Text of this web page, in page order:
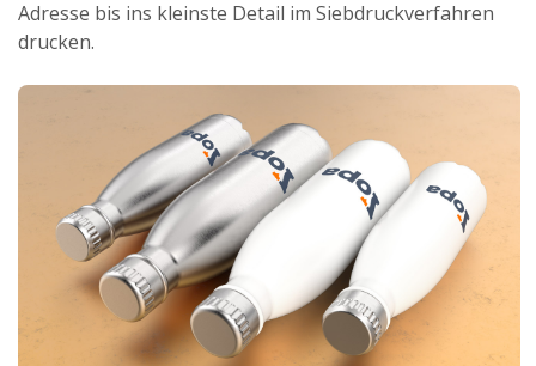
Adresse bis ins kleinste Detail im Siebdruckverfahren
drucken.